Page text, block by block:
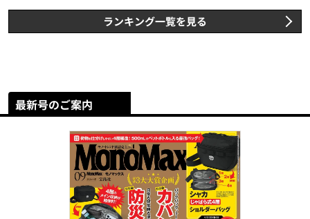
ランキング一覧を見る
最新号のご案内